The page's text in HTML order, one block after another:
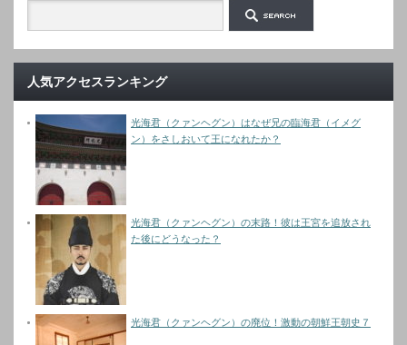
人気アクセスランキング
光海君（クァンヘグン）はなぜ兄の臨海君（イメグ
ン）をさしおいて王になれたか？
光海君（クァンヘグン）の末路！彼は王宮を追放され
た後にどうなった？
光海君（クァンヘグン）の廃位！激動の朝鮮王朝史７